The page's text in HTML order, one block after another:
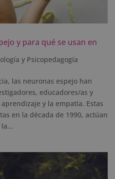
y para qué se usan en
y Psicopedagogía
las neuronas espejo han
educadores/as y
y la empatía. Estas
en la década de 1990, actúan